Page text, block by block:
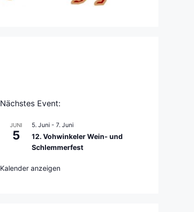
Nächstes Event:
JUNI
5
5. Juni - 7. Juni
12. Vohwinkeler Wein- und
Schlemmerfest
Kalender anzeigen